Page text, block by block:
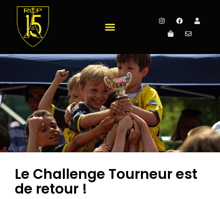
Le Challenge Tourneur est
de retour !